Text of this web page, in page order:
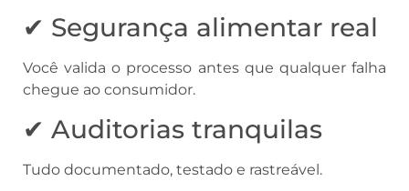
✔ Segurança alimentar real
Você valida o processo antes que qualquer falha
chegue ao consumidor.
✔ Auditorias tranquilas
Tudo documentado, testado e rastreável.